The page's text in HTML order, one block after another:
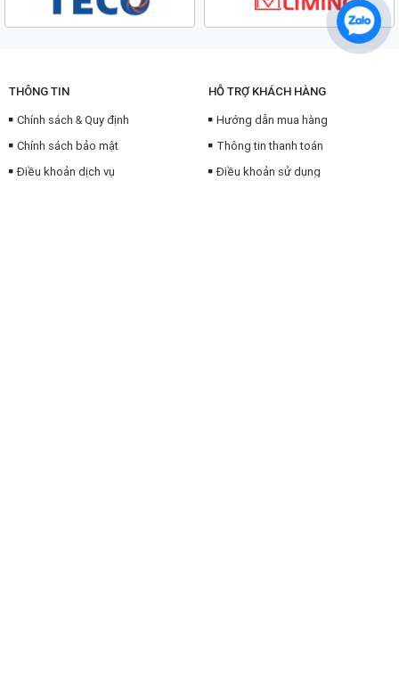
THÔNG TIN
Chính sách & Quy định
Chính sách bảo mật
Điều khoản dịch vụ
HỖ TRỢ KHÁCH HÀNG
Hướng dẫn mua hàng
Thông tin thanh toán
Điều khoản sử dụng